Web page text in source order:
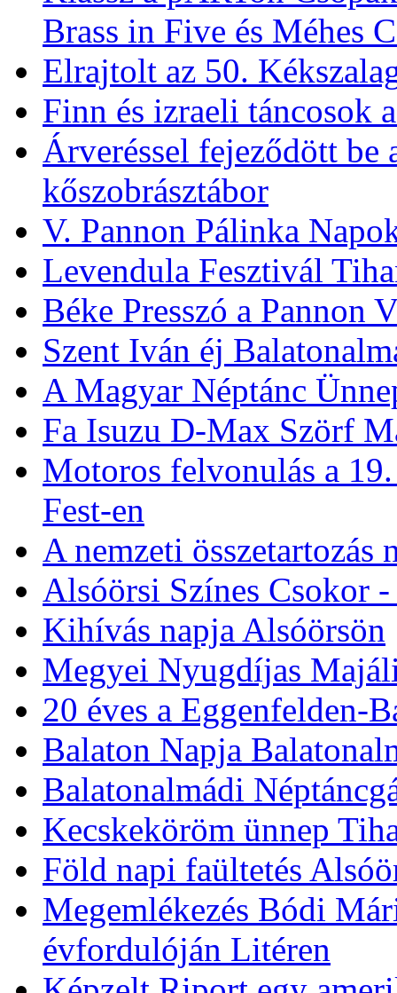
Klassz a pARTon
Brass in Five és Méhes
Elrajtolt az 50.
Finn és izraeli táncosok
Árveréssel fejeződött
kőszobrásztábor
V. Pannon Pálinka
Levendula Fesztivál
Béke Presszó a Pannon
Szent Iván éj
A Magyar Néptánc
Fa Isuzu D-Max Szörf
Motoros felvonulás a
Fest-en
A nemzeti összetartozás
Alsóörsi Színes Csokor
Kihívás napja Alsóörsön
Megyei Nyugdíjas
20 éves a Eggenfelden-
Balaton Napja
Balatonalmádi
Kecskeköröm ünnep
Föld napi faültetés
Megemlékezés Bódi